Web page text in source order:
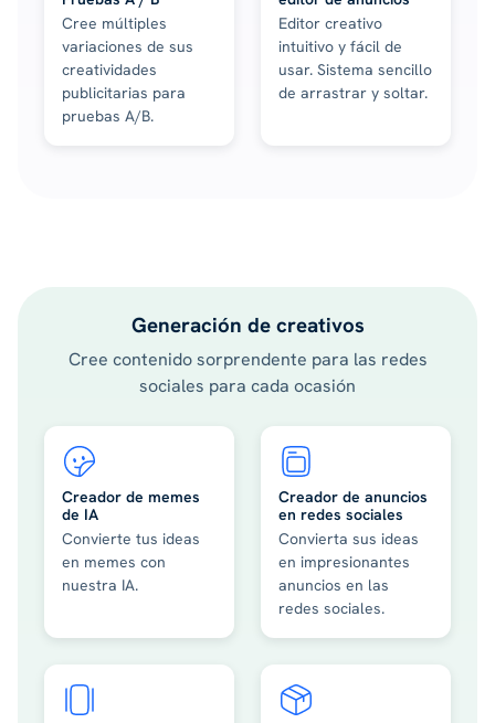
Cree múltiples
variaciones de sus
creatividades
publicitarias para
pruebas A/B.
Editor creativo
intuitivo y fácil de
usar. Sistema sencillo
de arrastrar y soltar.
Generación de creativos
Cree contenido sorprendente para las redes
sociales para cada ocasión
Creador de memes
de IA
Convierte tus ideas
en memes con
nuestra IA.
Creador de anuncios
en redes sociales
Convierta sus ideas
en impresionantes
anuncios en las
redes sociales.